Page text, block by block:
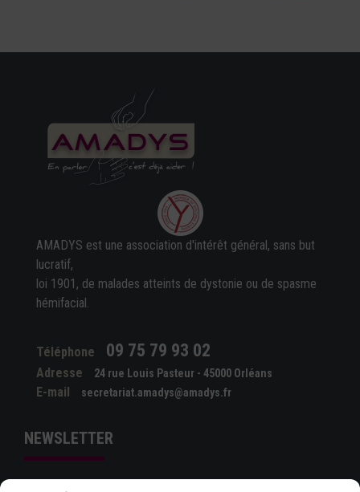
AMADYS est une association d'intérêt général, sans but
lucratif,
loi 1901, de malades atteints de dystonie ou de spasme
hémifacial.
Téléphone 09 75 79 93 02
Adresse 24 rue Louis Pasteur - 45000 Orléans
E-mail secretariat.amadys@amadys.fr
NEWSLETTER